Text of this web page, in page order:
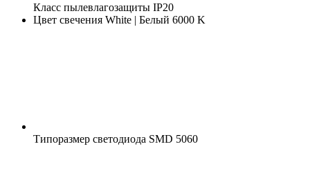
Класс пылевлагозащиты IP20
Цвет свечения White | Белый 6000 K
Типоразмер светодиода SMD 5060